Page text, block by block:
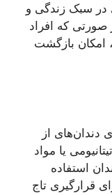
در سبک زندگی و
که افراد
امکان بازگشت
دندان‌های از
یا مواد
استفاده
قرارگیری تاج